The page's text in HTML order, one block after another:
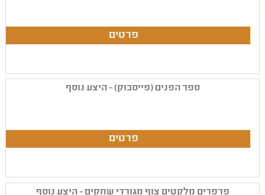
ספר הפנים (פייסבוק) - היצע נוסף
פרפרים מלקטים צוף מגורדי שחקים - היצע נוסף